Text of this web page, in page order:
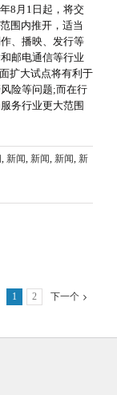
8月1日起，将交
围内推开，适当
、播映、发行等
邮电通信等行业
扩大试点将有利于
险等问题;而在行
务行业更大范围
, 新闻, 新闻, 新闻, 新
1 2 下一个